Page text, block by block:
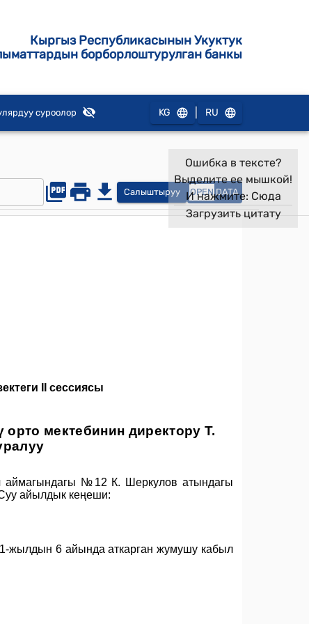
Кыргыз Республикасынын Укуктук
борборлоштурулган банкы
суроолор KG RU
Салыштыруу OPEN DATA
Ошибка в тексте?
Выделите ее мышкой!
И нажмите: Сюда
Загрузить цитату